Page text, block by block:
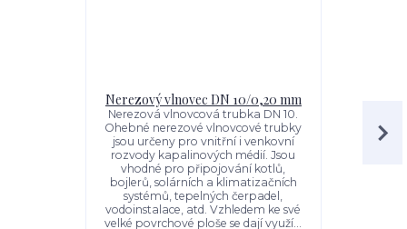
Nerezový vlnovec DN 10/0,20 mm
Nerezová vlnovcová trubka DN 10.
Ohebné nerezové vlnovcové trubky
jsou určeny pro vnitřní i venkovní
rozvody kapalinových médií. Jsou
vhodné pro připojování kotlů,
bojlerů, solárních a klimatizačních
systémů, tepelných čerpadel,
vodoinstalace, atd. Vzhledem ke své
velké povrchové ploše se dají využí...
trubky
Venkovní